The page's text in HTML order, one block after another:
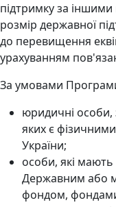
підтримку за
розмір державної
до перевищення
урахуванням
За умовами
юридичні особи,
яких є
України;
особи, які
Державним або
фондом,